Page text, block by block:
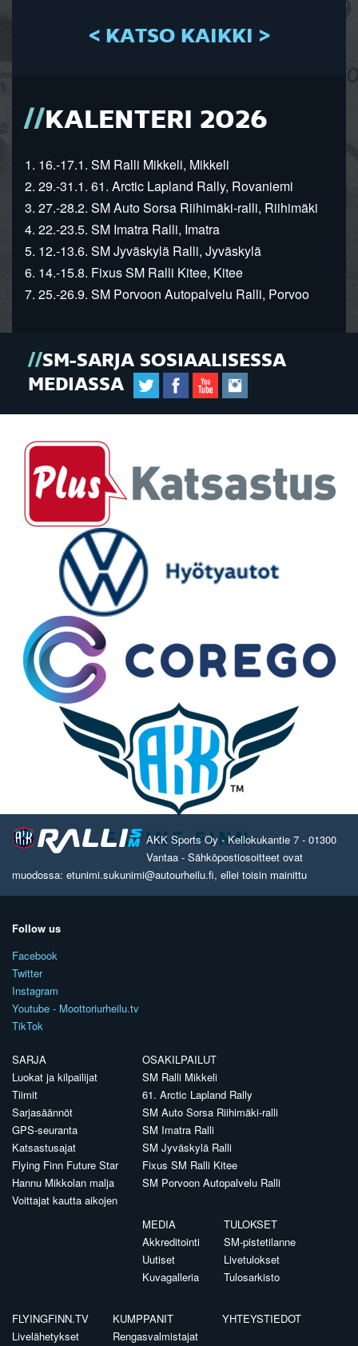
< KATSO KAIKKI >
KALENTERI 2026
1. 16.-17.1. SM Ralli Mikkeli, Mikkeli
2. 29.-31.1. 61. Arctic Lapland Rally, Rovaniemi
3. 27.-28.2. SM Auto Sorsa Riihimäki-ralli, Riihimäki
4. 22.-23.5. SM Imatra Ralli, Imatra
5. 12.-13.6. SM Jyväskylä Ralli, Jyväskylä
6. 14.-15.8. Fixus SM Ralli Kitee, Kitee
7. 25.-26.9. SM Porvoon Autopalvelu Ralli, Porvoo
SM-SARJA SOSIAALISESSA
MEDIASSA
AKK Sports Oy - Kellokukantie 7 - 01300
Vantaa - Sähköpostiosoitteet ovat
muodossa: etunimi.sukunimi@autourheilu.fi, ellei toisin mainittu
Follow us
Facebook
Twitter
Instagram
Youtube - Moottoriurheilu.tv
TikTok
SARJA
Luokat ja kilpailijat
Tiimit
Sarjasäännöt
GPS-seuranta
Katsastusajat
Flying Finn Future Star
Hannu Mikkolan malja
Voittajat kautta aikojen
OSAKILPAILUT
SM Ralli Mikkeli
61. Arctic Lapland Rally
SM Auto Sorsa Riihimäki-ralli
SM Imatra Ralli
SM Jyväskylä Ralli
Fixus SM Ralli Kitee
SM Porvoon Autopalvelu Ralli
MEDIA
Akkreditointi
Uutiset
Kuvagalleria
TULOKSET
SM-pistetilanne
Livetulokset
Tulosarkisto
FLYINGFINN.TV
Livelähetykset
KUMPPANIT
Rengasvalmistajat
YHTEYSTIEDOT